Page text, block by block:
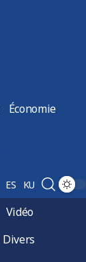
Économie
ES KU
Vidéo
Divers